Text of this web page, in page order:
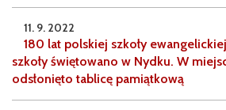
11. 9. 2022
180 lat polskiej szkoły
szkoły świętowano w Nydku. W
odsłonięto tablicę pamiątkową